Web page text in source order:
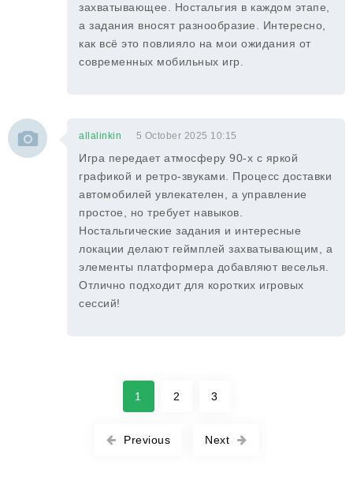
захватывающее. Ностальгия в каждом этапе,
а задания вносят разнообразие. Интересно,
как всё это повлияло на мои ожидания от
современных мобильных игр.
allalinkin 5 October 2025 10:15
Игра передает атмосферу 90-х с яркой
графикой и ретро-звуками. Процесс доставки
автомобилей увлекателен, а управление
простое, но требует навыков.
Ностальгические задания и интересные
локации делают геймплей захватывающим, а
элементы платформера добавляют веселья.
Отлично подходит для коротких игровых
сессий!
Previous
1 2 3
Next